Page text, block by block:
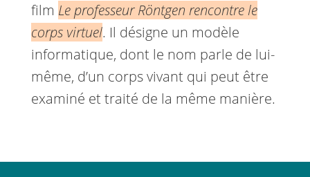
film Le professeur Röntgen rencontre le
corps virtuel. Il désigne un modèle
informatique, dont le nom parle de lui-
même, d’un corps vivant qui peut être
examiné et traité de la même manière.